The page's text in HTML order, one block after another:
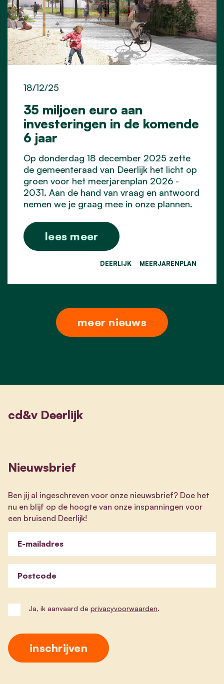
35 miljoen euro aan
investeringen in de komende
6 jaar
18/12/25
Op donderdag 18 december 2025 zette
de gemeenteraad van Deerlijk het licht op
groen voor het meerjarenplan 2026 -
2031. Aan de hand van vraag en antwoord
nemen we je graag mee in onze plannen.
lees meer
DEERLIJK MEERJARENPLAN
meer nieuws
cd&v Deerlijk
Nieuwsbrief
Ben jij al ingeschreven voor onze nieuwsbrief? Doe het
nu en blijf op de hoogte van onze inspanningen voor
een bruisend Deerlijk!
E-mailadres
Postcode
Ja, ik aanvaard de privacyvoorwaarden.